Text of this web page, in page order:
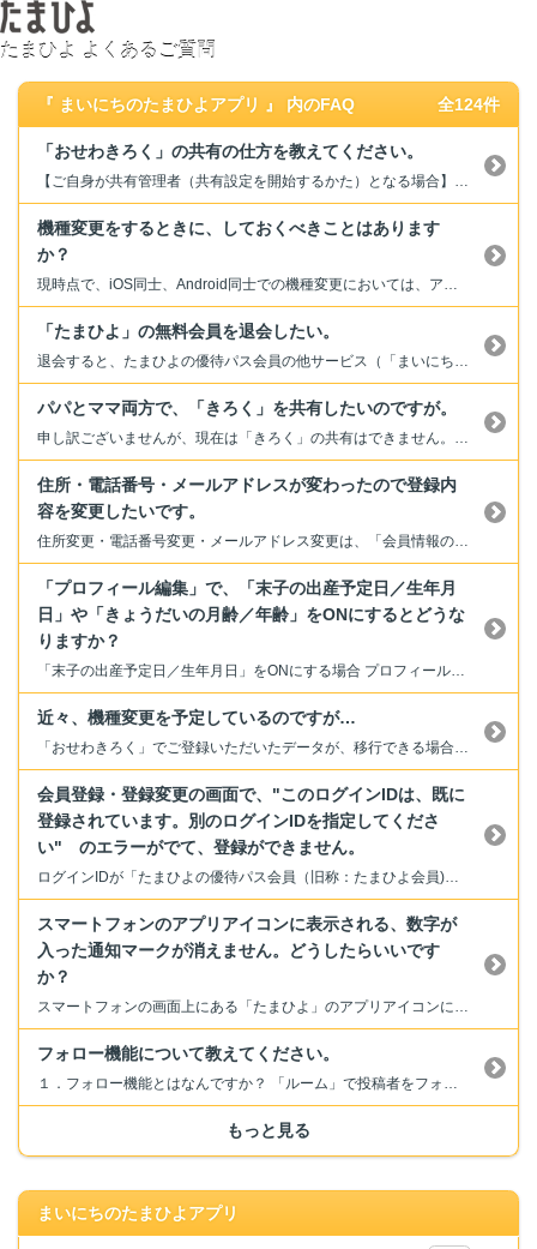
たまひよ よくあるご質問
『 まいにちのたまひよアプリ 』 内のFAQ 全124件
「おせわきろく」の共有の仕方を教えてください。
機種変更をするときに、しておくべきことはあります
か？
「たまひよ」の無料会員を退会したい。
パパとママ両方で、「きろく」を共有したいのですが。
住所・電話番号・メールアドレスが変わったので登録内
容を変更したいです。
「プロフィール編集」で、「末子の出産予定日／生年月
日」や「きょうだいの月齢／年齢」をONにするとどうな
りますか？
近々、機種変更を予定しているのですが…
会員登録・登録変更の画面で、"このログインIDは、既に
登録されています。別のログインIDを指定してくださ
い" のエラーがでて、登録ができません。
スマートフォンのアプリアイコンに表示される、数字が
入った通知マークが消えません。どうしたらいいです
か？
フォロー機能について教えてください。
もっと見る
まいにちのたまひよアプリ